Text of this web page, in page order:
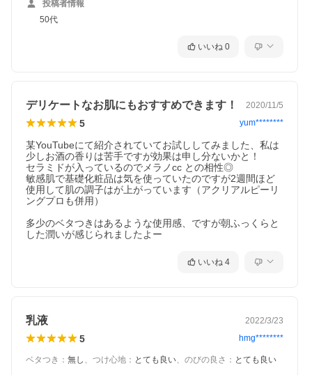
投稿者情報
50代
いいね 0
デリケートなお肌にもおすすめできます！ 2020/11/5
5 yum********
某YouTubeにて紹介されていてお試ししてみました、私は
少しお酒の香りは苦手ですが効果は申し分ないかと！
セラミドが入っているのでメラノcc との相性◎
敏感肌で基礎化粧品は気を使っていたのですが2週間ほど
使用して肌の調子はが上がっています（アクリアルピーリ
ングプロも併用）
多少のベタつきはあるような使用感、ですが朝ふっくらと
した潤いが感じられましたよー
いいね 4
乳液 2022/3/23
5 hmg********
ベタつき ： 無し 、 つけ心地 ： とても良い、 のびの良さ ： とても良い